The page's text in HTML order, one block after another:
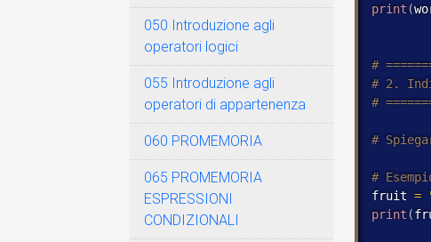
050 Introduzione agli
operatori logici
055 Introduzione agli
operatori di appartenenza
060 PROMEMORIA
065 PROMEMORIA
ESPRESSIONI
CONDIZIONALI
print (
fruit =
print (